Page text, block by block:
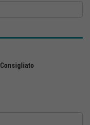
Consigliato